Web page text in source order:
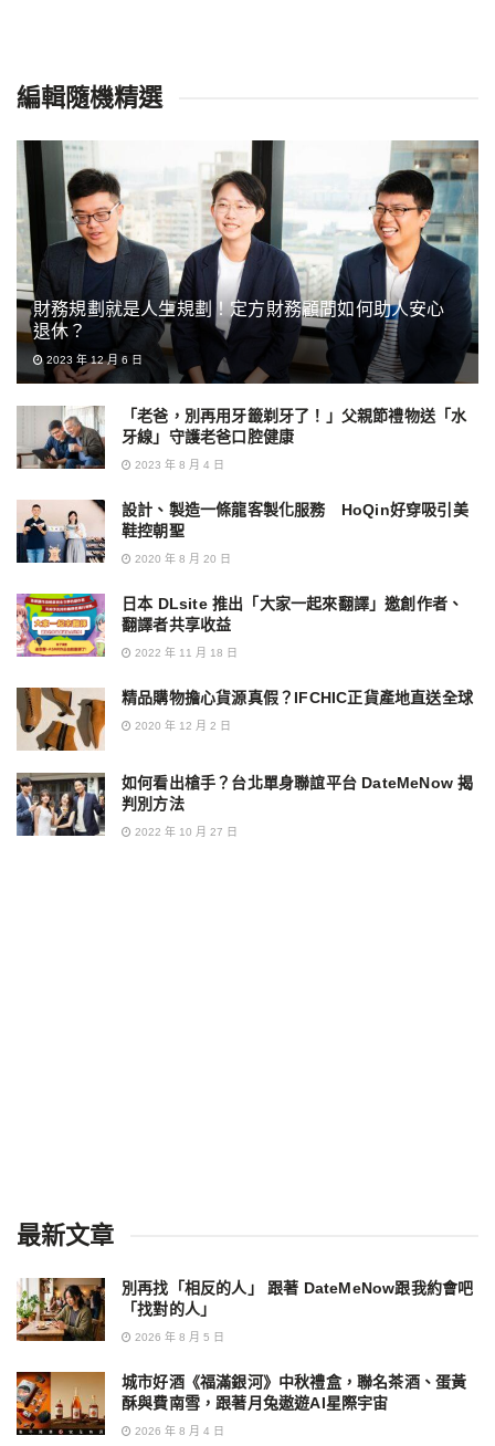
編輯隨機精選
財務規劃就是人生規劃！定方財務顧問如何助人安心
退休？
2023 年 12 月 6 日
「老爸，別再用牙籤剃牙了！」父親節禮物送「水
牙線」守護老爸口腔健康
2023 年 8 月 4 日
設計、製造一條龍客製化服務 HoQin好穿吸引美
鞋控朝聖
2020 年 8 月 20 日
日本 DLsite 推出「大家一起來翻譯」邀創作者、
翻譯者共享收益
2022 年 11 月 18 日
精品購物擔心貨源真假？IFCHIC正貨產地直送全球
2020 年 12 月 2 日
如何看出槍手？台北單身聯誼平台 DateMeNow 揭
判別方法
2022 年 10 月 27 日
最新文章
別再找「相反的人」 跟著 DateMeNow跟我約會吧
「找對的人」
2026 年 8 月 5 日
城市好酒《福滿銀河》中秋禮盒，聯名茶酒、蛋黃
酥與費南雪，跟著月兔遨遊AI星際宇宙
2026 年 8 月 4 日